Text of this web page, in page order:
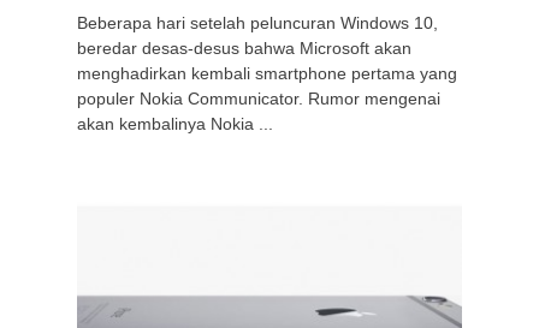
Beberapa hari setelah peluncuran Windows 10,
beredar desas-desus bahwa Microsoft akan
menghadirkan kembali smartphone pertama yang
populer Nokia Communicator. Rumor mengenai
akan kembalinya Nokia ...